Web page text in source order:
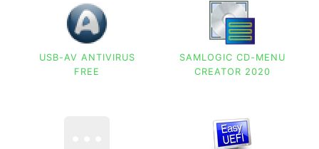
USB-AV ANTIVIRUS
FREE
SAMLOGIC CD-MENU
CREATOR 2020